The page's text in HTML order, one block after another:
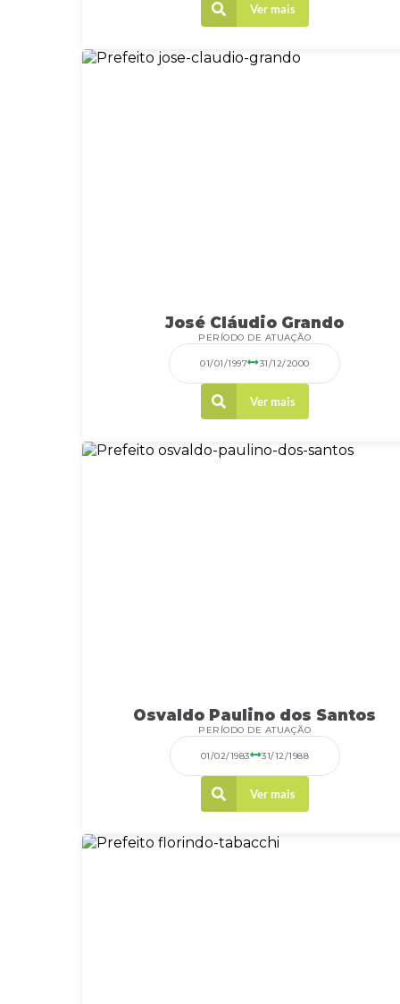
Ver mais
José Cláudio Grando
PERÍODO DE ATUAÇÃO
01/01/1997 31/12/2000
Ver mais
Osvaldo Paulino dos Santos
PERÍODO DE ATUAÇÃO
01/02/1983 31/12/1988
Ver mais